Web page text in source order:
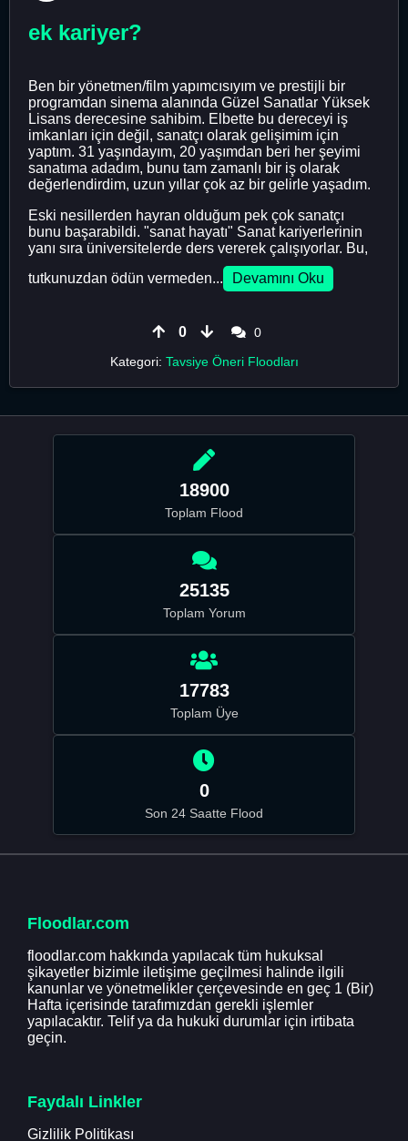
ek kariyer?
Ben bir yönetmen/film yapımcısıyım ve prestijli bir
programdan sinema alanında Güzel Sanatlar Yüksek
Lisans derecesine sahibim. Elbette bu dereceyi iş
imkanları için değil, sanatçı olarak gelişimim için
yaptım. 31 yaşındayım, 20 yaşımdan beri her şeyimi
sanatıma adadım, bunu tam zamanlı bir iş olarak
değerlendirdim, uzun yıllar çok az bir gelirle yaşadım.
Eski nesillerden hayran olduğum pek çok sanatçı
bunu başarabildi. "sanat hayatı" Sanat kariyerlerinin
yanı sıra üniversitelerde ders vererek çalışıyorlar. Bu,
tutkunuzdan ödün vermeden...
Devamını Oku
0
0
Kategori: Tavsiye Öneri Floodları
18900
Toplam Flood
25135
Toplam Yorum
17783
Toplam Üye
0
Son 24 Saatte Flood
Floodlar.com
floodlar.com hakkında yapılacak tüm hukuksal
şikayetler bizimle iletişime geçilmesi halinde ilgili
kanunlar ve yönetmelikler çerçevesinde en geç 1 (Bir)
Hafta içerisinde tarafımızdan gerekli işlemler
yapılacaktır. Telif ya da hukuki durumlar için irtibata
geçin.
Faydalı Linkler
Gizlilik Politikası